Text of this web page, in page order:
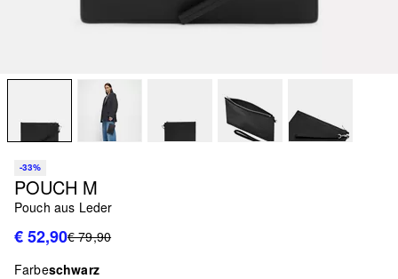
-33%
POUCH M
Pouch aus Leder
€ 52,90€ 79,90
Farbeschwarz